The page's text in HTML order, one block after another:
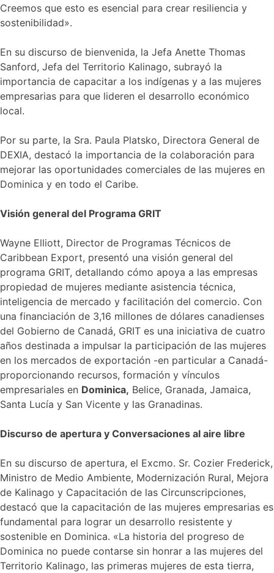
Creemos que esto es esencial para crear resiliencia y
sostenibilidad».
En su discurso de bienvenida, la Jefa Anette Thomas
Sanford, Jefa del Territorio Kalinago, subrayó la
importancia de capacitar a los indígenas y a las mujeres
empresarias para que lideren el desarrollo económico
local.
Por su parte, la Sra. Paula Platsko, Directora General de
DEXIA, destacó la importancia de la colaboración para
mejorar las oportunidades comerciales de las mujeres en
Dominica y en todo el Caribe.
Visión general del Programa GRIT
Wayne Elliott, Director de Programas Técnicos de
Caribbean Export, presentó una visión general del
programa GRIT, detallando cómo apoya a las empresas
propiedad de mujeres mediante asistencia técnica,
inteligencia de mercado y facilitación del comercio. Con
una financiación de 3,16 millones de dólares canadienses
del Gobierno de Canadá, GRIT es una iniciativa de cuatro
años destinada a impulsar la participación de las mujeres
en los mercados de exportación -en particular a Canadá-
proporcionando recursos, formación y vínculos
empresariales en Dominica, Belice, Granada, Jamaica,
Santa Lucía y San Vicente y las Granadinas.
Discurso de apertura y Conversaciones al aire libre
En su discurso de apertura, el Excmo. Sr. Cozier Frederick,
Ministro de Medio Ambiente, Modernización Rural, Mejora
de Kalinago y Capacitación de las Circunscripciones,
destacó que la capacitación de las mujeres empresarias es
fundamental para lograr un desarrollo resistente y
sostenible en Dominica. «La historia del progreso de
Dominica no puede contarse sin honrar a las mujeres del
Territorio Kalinago, las primeras mujeres de esta tierra,